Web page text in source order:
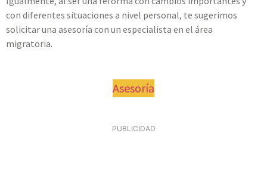
con diferentes situaciones a nivel personal, te sugerimos
solicitar una asesoría con un especialista en el área
migratoria.
Asesoría
PUBLICIDAD